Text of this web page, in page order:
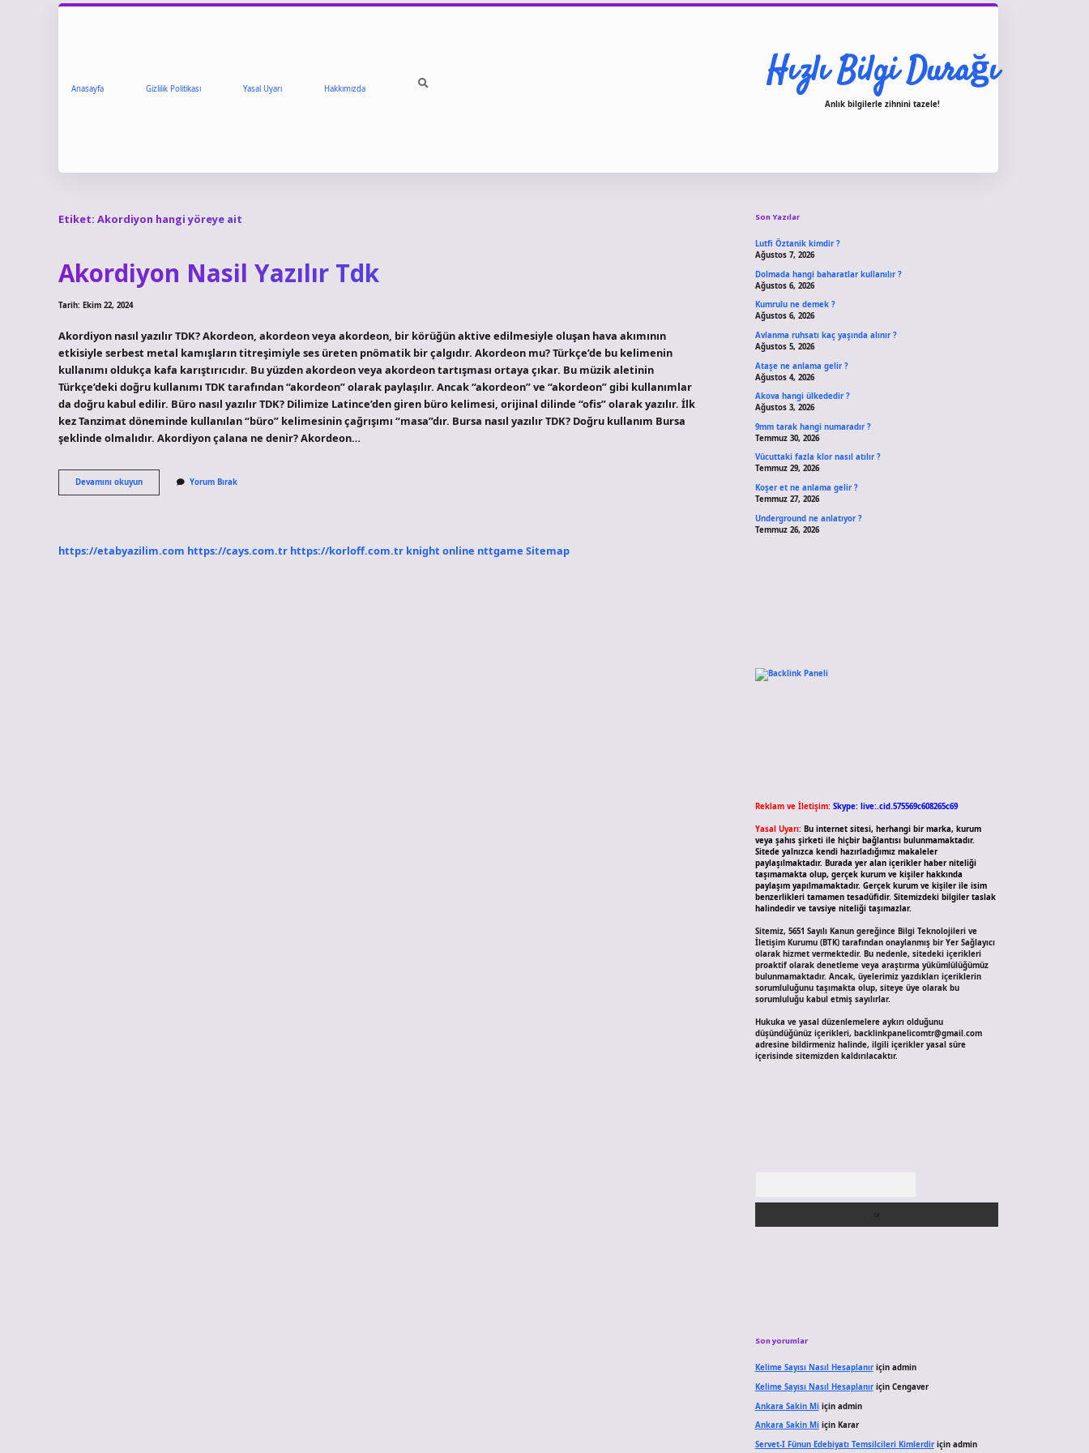
Anasayfa Gizlilik Politikası Yasal Uyarı Hakkımızda Hızlı Bilgi Durağı
Anlık bilgilerle zihnini tazele!
Etiket: Akordiyon hangi yöreye ait
Akordiyon Nasil Yazılır Tdk
Tarih: Ekim 22, 2024
Akordiyon nasıl yazılır TDK? Akordeon, akordeon veya akordeon, bir körüğün aktive edilmesiyle oluşan hava akımının
etkisiyle serbest metal kamışların titreşimiyle ses üreten pnömatik bir çalgıdır. Akordeon mu? Türkçe’de bu kelimenin
kullanımı oldukça kafa karıştırıcıdır. Bu yüzden akordeon veya akordeon tartışması ortaya çıkar. Bu müzik aletinin
Türkçe’deki doğru kullanımı TDK tarafından “akordeon” olarak paylaşılır. Ancak “akordeon” ve “akordeon” gibi kullanımlar
da doğru kabul edilir. Büro nasıl yazılır TDK? Dilimize Latince’den giren büro kelimesi, orijinal dilinde “ofis” olarak yazılır. İlk
kez Tanzimat döneminde kullanılan “büro” kelimesinin çağrışımı “masa”dır. Bursa nasıl yazılır TDK? Doğru kullanım Bursa
şeklinde olmalıdır. Akordiyon çalana ne denir? Akordeon…
Devamını okuyunAkordiyon
Nasil
Yorum Bırak
https://etabyazilim.com https://cays.com.tr https://korloff.com.tr knight online nttgame Sitemap
Son Yazılar
Lutfi Öztanik kimdir ?
Ağustos 7, 2026
Dolmada hangi baharatlar kullanılır ?
Ağustos 6, 2026
Kumrulu ne demek ?
Ağustos 6, 2026
Avlanma ruhsatı kaç yaşında alınır ?
Ağustos 5, 2026
Ataşe ne anlama gelir ?
Ağustos 4, 2026
Akova hangi ülkededir ?
Ağustos 3, 2026
9mm tarak hangi numaradır ?
Temmuz 30, 2026
Vücuttaki fazla klor nasıl atılır ?
Temmuz 29, 2026
Koşer et ne anlama gelir ?
Temmuz 27, 2026
Underground ne anlatıyor ?
Temmuz 26, 2026
Reklam ve İletişim: Skype: live:.cid.575569c608265c69
Yasal Uyarı: Bu internet sitesi, herhangi bir marka, kurum
veya şahıs şirketi ile hiçbir bağlantısı bulunmamaktadır.
Sitede yalnızca kendi hazırladığımız makaleler
paylaşılmaktadır. Burada yer alan içerikler haber niteliği
taşımamakta olup, gerçek kurum ve kişiler hakkında
paylaşım yapılmamaktadır. Gerçek kurum ve kişiler ile isim
benzerlikleri tamamen tesadüfidir. Sitemizdeki bilgiler taslak
halindedir ve tavsiye niteliği taşımazlar.
Sitemiz, 5651 Sayılı Kanun gereğince Bilgi Teknolojileri ve
İletişim Kurumu (BTK) tarafından onaylanmış bir Yer Sağlayıcı
olarak hizmet vermektedir. Bu nedenle, sitedeki içerikleri
proaktif olarak denetleme veya araştırma yükümlülüğümüz
bulunmamaktadır. Ancak, üyelerimiz yazdıkları içeriklerin
sorumluluğunu taşımakta olup, siteye üye olarak bu
sorumluluğu kabul etmiş sayılırlar.
Hukuka ve yasal düzenlemelere aykırı olduğunu
düşündüğünüz içerikleri, backlinkpanelicomtr@gmail.com
adresine bildirmeniz halinde, ilgili içerikler yasal süre
içerisinde sitemizden kaldırılacaktır.
Son yorumlar
Kelime Sayısı Nasıl Hesaplanıriçin admin
Kelime Sayısı Nasıl Hesaplanıriçin Cengaver
Ankara Sakin Miiçin admin
Ankara Sakin Miiçin Karar
Servet-I Fünun Edebiyatı Temsilcileri Kimlerdiriçin admin